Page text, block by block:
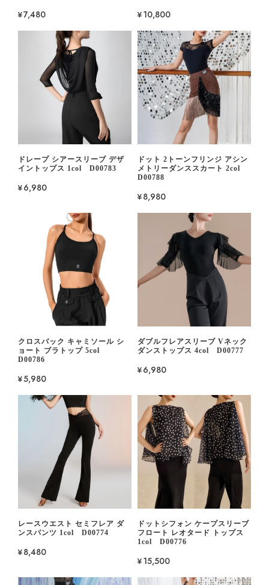
¥7,480 ¥10,800
ドレープ シアースリーブ デザ
イントップス 1col D00783
¥6,980
ドット 2トーンフリンジ アシン
メトリーダンススカート 2col
D00788
¥8,980
クロスバック キャミソール シ
ョート ブラトップ 5col
D00786
¥5,980
ダブルフレアスリーブ Vネック
ダンストップス 4col D00777
¥6,980
レースウエスト セミフレア ダ
ンスパンツ 1col D00774
¥8,480
ドットシフォン ケープスリーブ
フロート レオタード トップス
1col D00776
¥15,500